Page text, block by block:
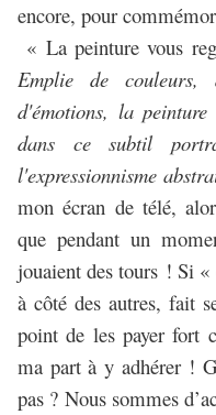
encore, pour
« La peinture vous
Emplie de couleurs,
d'émotions, la
dans ce subtil
l'expressionnisme
mon écran de télé,
que pendant un
jouaient des tours ! Si
à côté des autres, fait
point de les payer fort
ma part à y adhérer !
pas ? Nous sommes